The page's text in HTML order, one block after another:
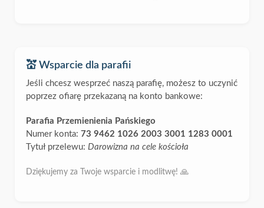
💒 Wsparcie dla parafii
Jeśli chcesz wesprzeć naszą parafię, możesz to uczynić
poprzez ofiarę przekazaną na konto bankowe:
Parafia Przemienienia Pańskiego
Numer konta: 73 9462 1026 2003 3001 1283 0001
Tytuł przelewu:Darowizna na cele kościoła
Dziękujemy za Twoje wsparcie i modlitwę! 🙏